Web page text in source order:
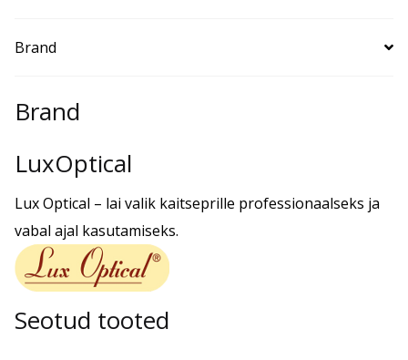
Brand
Brand
LuxOptical
Lux Optical – lai valik kaitseprille professionaalseks ja
vabal ajal kasutamiseks.
Seotud tooted